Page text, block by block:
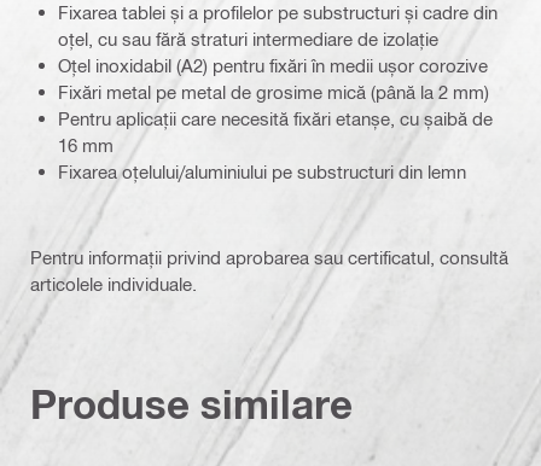
Fixarea tablei și a profilelor pe substructuri și cadre din
oțel, cu sau fără straturi intermediare de izolație
Oțel inoxidabil (A2) pentru fixări în medii ușor corozive
Fixări metal pe metal de grosime mică (până la 2 mm)
Pentru aplicații care necesită fixări etanșe, cu șaibă de
16 mm
Fixarea oțelului/aluminiului pe substructuri din lemn
Pentru informații privind aprobarea sau certificatul, consultă
articolele individuale.
Produse similare